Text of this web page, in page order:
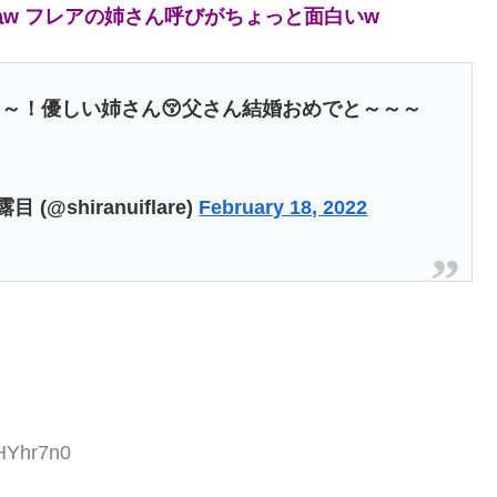
フレアの姉さん呼びがちょっと面白いw
！優しい姉さん😚父さん結婚おめでと～～～
目 (@shiranuiflare) February 18, 2022